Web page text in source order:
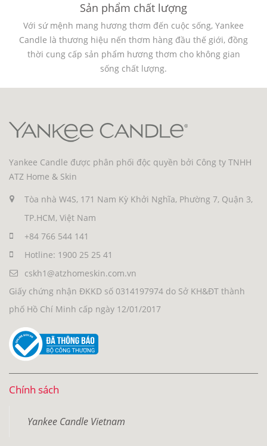
Sản phẩm chất lượng
Với sứ mệnh mang hương thơm đến cuộc sống, Yankee
Candle là thương hiệu nến thơm hàng đầu thế giới, đồng
thời cung cấp sản phẩm hương thơm cho không gian
sống chất lượng.
Yankee Candle được phân phối độc quyền bởi Công ty TNHH
ATZ Home & Skin
Tòa nhà W4S, 171 Nam Kỳ Khởi Nghĩa, Phường 7, Quận 3,
TP.HCM, Việt Nam
+84 766 544 141
Hotline: 1900 25 25 41
cskh1@atzhomeskin.com.vn
Giấy chứng nhận ĐKKD số 0314197974 do Sở KH&ĐT thành
phố Hồ Chí Minh cấp ngày 12/01/2017
Chính sách
Yankee Candle Vietnam